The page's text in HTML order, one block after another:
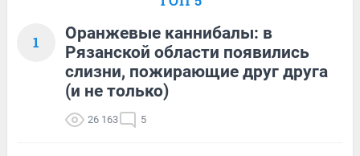
1
Оранжевые каннибалы: в
Рязанской области появились
слизни, пожирающие друг друга
(и не только)
26 163 5